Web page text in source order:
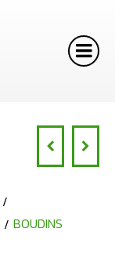
BOUDINS